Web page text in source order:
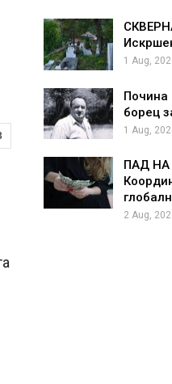
1 Aug,
Почина
борец
1 Aug,
ПАД
2 Aug,